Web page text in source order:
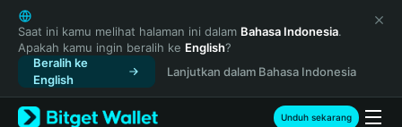
English
日本語
Tiếng Việt
Русский
Español (Latinoamérica)
Türkçe
Saat ini kamu melihat halaman ini dalam Bahasa Indonesia.
Apakah kamu ingin beralih ke English?
Beralih ke
English
Lanjutkan dalam Bahasa Indonesia
Unduh sekarang